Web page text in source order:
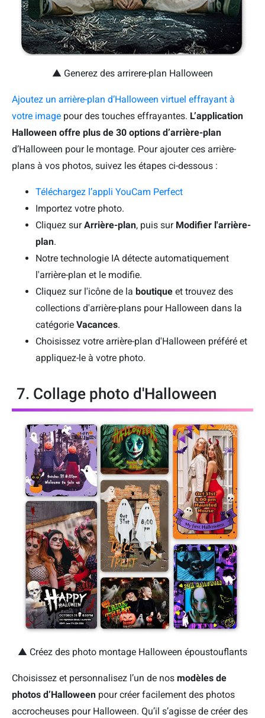
▲ Generez des arrirere-plan Halloween
Ajoutez un arrière-plan d’Halloween virtuel effrayant à
votre image pour des touches effrayantes. L’application
Halloween offre plus de 30 options d’arrière-plan
d’Halloween pour le montage. Pour ajouter ces arrière-
plans à vos photos, suivez les étapes ci-dessous :
Téléchargez l’appli YouCam Perfect
Importez votre photo.
Cliquez surArrière-plan, puis sur Modifier l'arrière-
plan.
Notre technologie IA détecte automatiquement
l'arrière-plan et le modifie.
Cliquez sur l'icône de la boutique et trouvez des
collections d'arrière-plans pour Halloween dans la
catégorie Vacances.
Choisissez votre arrière-plan d'Halloween préféré et
appliquez-le à votre photo.
7. Collage photo d'Halloween
▲ Créez des photo montage Halloween époustouflants
Choisissez et personnalisez l’un de nos modèles de
photos d’Halloween pour créer facilement des photos
accrocheuses pour Halloween. Qu’il s’agisse de créer des